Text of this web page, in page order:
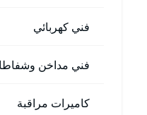
فني كهربائي
فني مداخن
كاميرات مراقبة